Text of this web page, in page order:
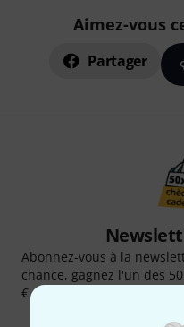
Aimez-vous
Partager
Abonnez-vous à la
chance, gagnez l'un des
€ chacun!
Articles inspirants